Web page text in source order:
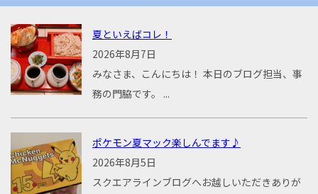
夏といえばコレ！
2026年8月7日
みなさま、こんにちは！ 本日のブログ担当、事
務の門脇です。 ...
ポケモン夏マック楽しんでます♪
2026年8月5日
スクエアラインブログへお越しいただきありが